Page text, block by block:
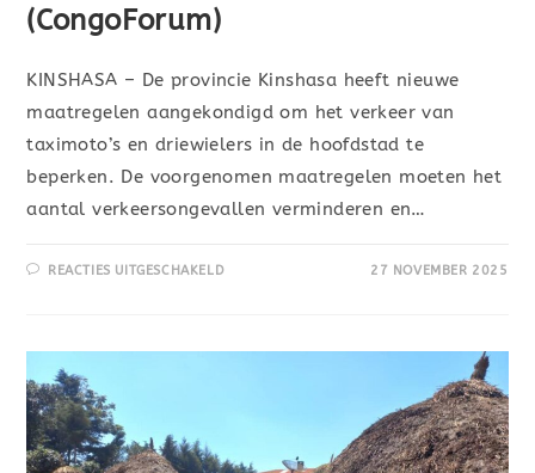
(CongoForum)
KINSHASA – De provincie Kinshasa heeft nieuwe
maatregelen aangekondigd om het verkeer van
taximoto’s en driewielers in de hoofdstad te
beperken. De voorgenomen maatregelen moeten het
aantal verkeersongevallen verminderen en…
REACTIES UITGESCHAKELD 27 NOVEMBER 2025